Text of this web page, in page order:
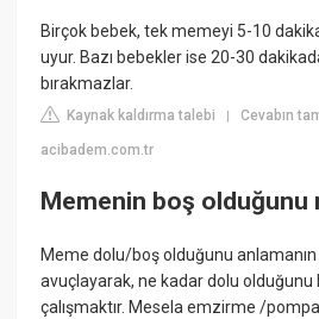
Birçok bebek, tek memeyi 5-10
uyur. Bazı bebekler ise 20-30
bırakmazlar.
Kaynak kaldırma talebi |Cevabın
acibadem.com.tr
Memenin boş olduğunu
Meme dolu/boş olduğunu
avuçlayarak, ne kadar dolu
çalışmaktır. Mesela emzirme /